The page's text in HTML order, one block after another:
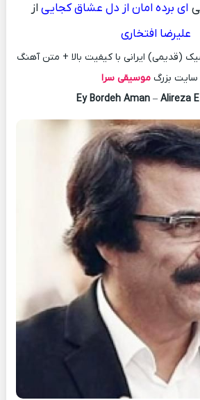
ای برده امان از دل عشاق کجایی از
علیرضا افتخاری
(قدیمی) ایرانی با کیفیت بالا + متن آهنگ
سایت بزرگ موسیقی سرا
Ey Bordeh Aman – Alireza